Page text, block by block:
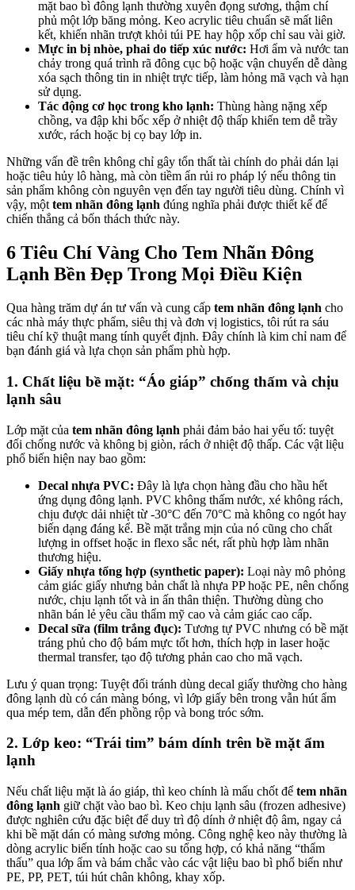
mặt bao bì đông lạnh thường xuyên đọng sương, thậm chí
phủ một lớp băng mỏng. Keo acrylic tiêu chuẩn sẽ mất liên
kết, khiến nhãn trượt khỏi túi PE hay hộp xốp chỉ sau vài giờ.
Mực in bị nhòe, phai do tiếp xúc nước: Hơi ẩm và nước tan
chảy trong quá trình rã đông cục bộ hoặc vận chuyển dễ dàng
xóa sạch thông tin in nhiệt trực tiếp, làm hỏng mã vạch và hạn
sử dụng.
Tác động cơ học trong kho lạnh: Thùng hàng nặng xếp
chồng, va đập khi bốc xếp ở nhiệt độ thấp khiến tem dễ trầy
xước, rách hoặc bị cọ bay lớp in.
Những vấn đề trên không chỉ gây tổn thất tài chính do phải dán lại
hoặc tiêu hủy lô hàng, mà còn tiềm ẩn rủi ro pháp lý nếu thông tin
sản phẩm không còn nguyên vẹn đến tay người tiêu dùng. Chính vì
vậy, mộttem nhãn đông lạnh đúng nghĩa phải được thiết kế để
chiến thắng cả bốn thách thức này.
6 Tiêu Chí Vàng Cho Tem Nhãn Đông
Lạnh Bền Đẹp Trong Mọi Điều Kiện
Qua hàng trăm dự án tư vấn và cung cấp tem nhãn đông lạnh cho
các nhà máy thực phẩm, siêu thị và đơn vị logistics, tôi rút ra sáu
tiêu chí kỹ thuật mang tính quyết định. Đây chính là kim chỉ nam để
bạn đánh giá và lựa chọn sản phẩm phù hợp.
1. Chất liệu bề mặt: “Áo giáp” chống thấm và chịu
lạnh sâu
Lớp mặt của tem nhãn đông lạnh phải đảm bảo hai yếu tố: tuyệt
đối chống nước và không bị giòn, rách ở nhiệt độ thấp. Các vật liệu
phổ biến hiện nay bao gồm:
Decal nhựa PVC: Đây là lựa chọn hàng đầu cho hầu hết
ứng dụng đông lạnh. PVC không thấm nước, xé không rách,
chịu được dải nhiệt từ -30°C đến 70°C mà không co ngót hay
biến dạng đáng kể. Bề mặt trắng mịn của nó cũng cho chất
lượng in offset hoặc in flexo sắc nét, rất phù hợp làm nhãn
thương hiệu.
Giấy nhựa tổng hợp (synthetic paper): Loại này mô phỏng
cảm giác giấy nhưng bản chất là nhựa PP hoặc PE, nên chống
nước, chịu lạnh tốt và in ấn thân thiện. Thường dùng cho
nhãn bán lẻ yêu cầu thẩm mỹ cao và cảm giác cao cấp.
Decal sữa (film trắng đục): Tương tự PVC nhưng có bề mặt
tráng phủ cho độ bám mực tốt hơn, thích hợp in laser hoặc
thermal transfer, tạo độ tương phản cao cho mã vạch.
Lưu ý quan trọng: Tuyệt đối tránh dùng decal giấy thường cho hàng
đông lạnh dù có cán màng bóng, vì lớp giấy bên trong vẫn hút ẩm
qua mép tem, dẫn đến phồng rộp và bong tróc sớm.
2. Lớp keo: “Trái tim” bám dính trên bề mặt ẩm
lạnh
Nếu chất liệu mặt là áo giáp, thì keo chính là mấu chốt để tem nhãn
đông lạnh giữ chặt vào bao bì. Keo chịu lạnh sâu (frozen adhesive)
được nghiên cứu đặc biệt để duy trì độ dính ở nhiệt độ âm, ngay cả
khi bề mặt dán có màng sương mỏng. Công nghệ keo này thường là
dòng acrylic biến tính hoặc cao su tổng hợp, có khả năng “thẩm
thấu” qua lớp ẩm và bám chắc vào các vật liệu bao bì phổ biến như
PE, PP, PET, túi hút chân không, khay xốp.